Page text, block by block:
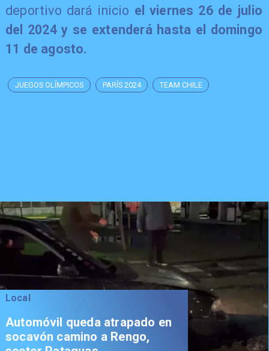
deportivo dará inicio el viernes 26 de julio
del 2024 y se extenderá hasta el domingo
11 de agosto.
JUEGOS OLÍMPICOS PARÍS 2024 TEAM CHILE
Local
Automóvil queda atrapado en
socavón camino a Rengo,